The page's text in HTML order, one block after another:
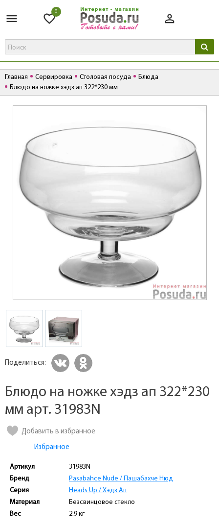
0
Главная Сервировка Столовая посуда
Блюда
Блюдо на ножке хэдз ап 322*230 мм
Поделиться:
Блюдо на ножке хэдз ап 322*230
мм арт. 31983N
Добавить в избранное
Избранное
Артикул
31983N
Бренд
Pasabahce Nude / Пашабахче Нюд
Серия
Heads Up / Хэдз Ап
Материал
Безсвинцовое стекло
Вес
2.9 кг